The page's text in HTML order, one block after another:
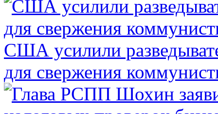
США усилили
для свержения